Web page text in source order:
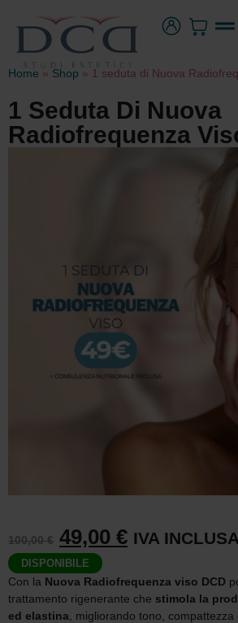
Home » Shop » 1 seduta di Nuova
1 Seduta Di Nuova
Radiofrequenza
100,00€ 49,00 € IVA INCLUSA
DISPONIBILE
Con la Nuova Radiofrequenza viso DCD
trattamento rigenerante che stimola la
ed elastina , migliorando tono,